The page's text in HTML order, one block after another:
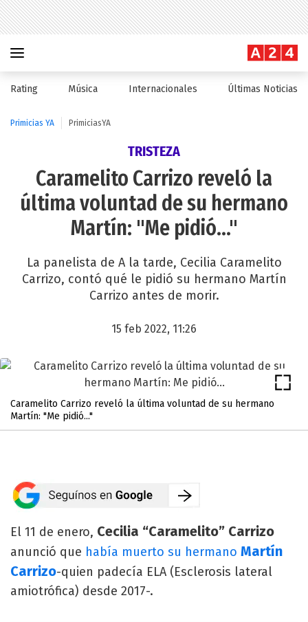
Rating Música Internacionales Últimas Noticias
Primicias YA PrimiciasYA
TRISTEZA
Caramelito Carrizo reveló la
última voluntad de su hermano
Martín: "Me pidió..."
La panelista de A la tarde, Cecilia Caramelito
Carrizo, contó qué le pidió su hermano Martín
Carrizo antes de morir.
15 feb 2022, 11:26
Caramelito Carrizo reveló la última voluntad de su hermano
Martín: "Me pidió..."
El 11 de enero, Cecilia “Caramelito” Carrizo
anunció que había muerto su hermano Martín
Carrizo-quien padecía ELA (Esclerosis lateral
amiotrófica) desde 2017-.